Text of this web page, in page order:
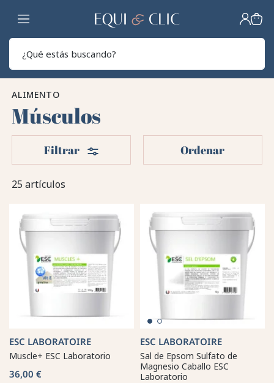
Hogar
ALIMENTO
Músculos
25 artículos
Filtrar Filtros Ordenar
ESC LABORATOIRE
Muscle+ ESC Laboratorio
36,00 €
ESC LABORATOIRE
Sal de Epsom Sulfato de
Magnesio Caballo ESC
Laboratorio